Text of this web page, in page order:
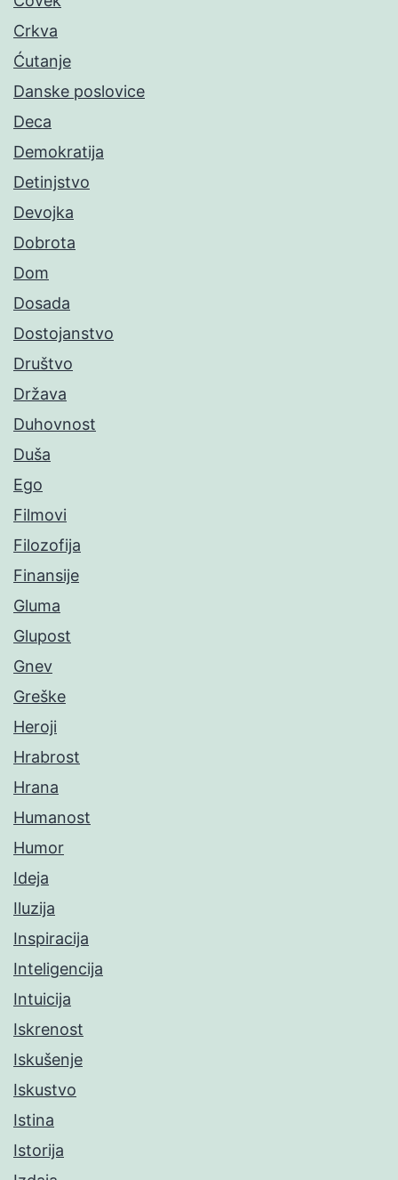
Crkva
Ćutanje
Danske poslovice
Deca
Demokratija
Detinjstvo
Devojka
Dobrota
Dom
Dosada
Dostojanstvo
Društvo
Država
Duhovnost
Duša
Ego
Filmovi
Filozofija
Finansije
Gluma
Glupost
Gnev
Greške
Heroji
Hrabrost
Hrana
Humanost
Humor
Ideja
Iluzija
Inspiracija
Inteligencija
Intuicija
Iskrenost
Iskušenje
Iskustvo
Istina
Istorija